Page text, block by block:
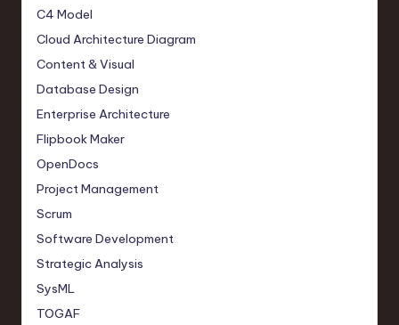
C4 Model
Cloud Architecture Diagram
Content & Visual
Database Design
Enterprise Architecture
Flipbook Maker
OpenDocs
Project Management
Scrum
Software Development
Strategic Analysis
SysML
TOGAF